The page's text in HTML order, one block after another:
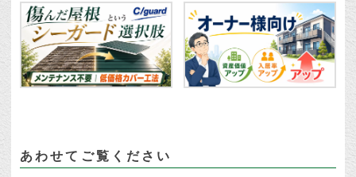
あわせてご覧ください